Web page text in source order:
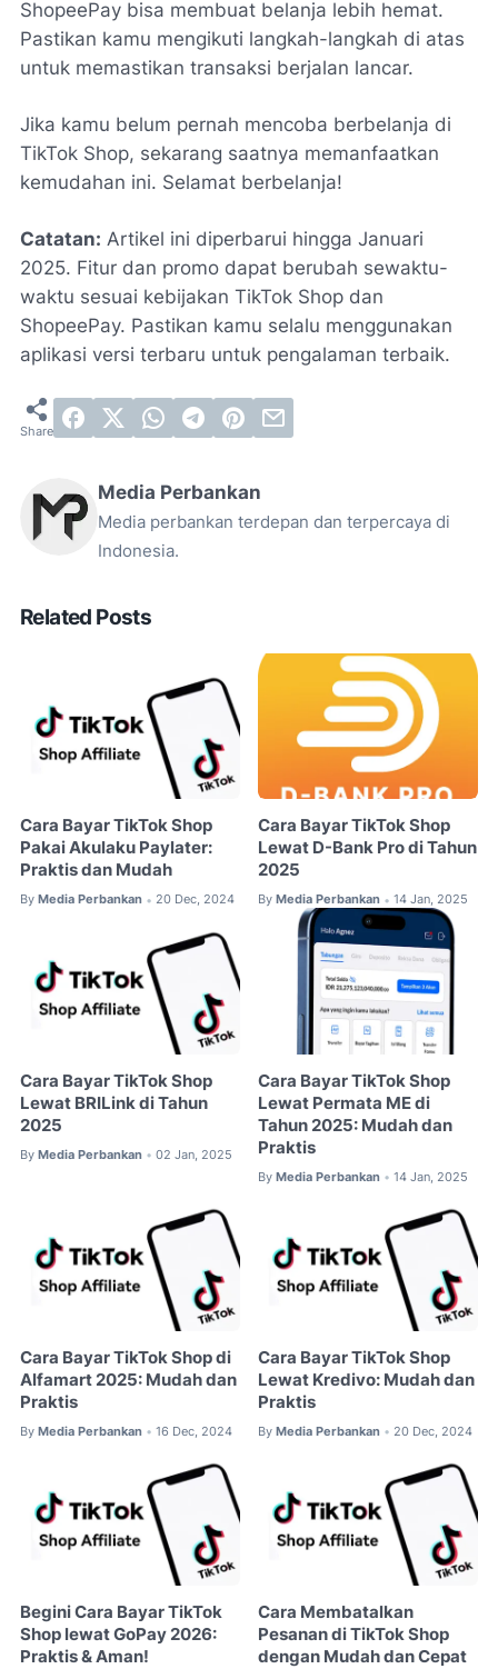
ShopeePay bisa membuat belanja lebih hemat.
Pastikan kamu mengikuti langkah-langkah di atas
untuk memastikan transaksi berjalan lancar.
Jika kamu belum pernah mencoba berbelanja di
TikTok Shop, sekarang saatnya memanfaatkan
kemudahan ini. Selamat berbelanja!
Catatan: Artikel ini diperbarui hingga Januari
2025. Fitur dan promo dapat berubah sewaktu-
waktu sesuai kebijakan TikTok Shop dan
ShopeePay. Pastikan kamu selalu menggunakan
aplikasi versi terbaru untuk pengalaman terbaik.
Media Perbankan
Media perbankan terdepan dan terpercaya di
Indonesia.
Related Posts
Cara Bayar TikTok Shop
Pakai Akulaku Paylater:
Praktis dan Mudah
By Media Perbankan • 20 Dec, 2024
Cara Bayar TikTok Shop
Lewat D-Bank Pro di Tahun
2025
By Media Perbankan • 14 Jan, 2025
Cara Bayar TikTok Shop
Lewat BRILink di Tahun
2025
By Media Perbankan • 02 Jan, 2025
Cara Bayar TikTok Shop
Lewat Permata ME di
Tahun 2025: Mudah dan
Praktis
By Media Perbankan • 14 Jan, 2025
Cara Bayar TikTok Shop di
Alfamart 2025: Mudah dan
Praktis
By Media Perbankan • 16 Dec, 2024
Cara Bayar TikTok Shop
Lewat Kredivo: Mudah dan
Praktis
By Media Perbankan • 20 Dec, 2024
Begini Cara Bayar TikTok
Shop lewat GoPay 2026:
Praktis & Aman!
Cara Membatalkan
Pesanan di TikTok Shop
dengan Mudah dan Cepat